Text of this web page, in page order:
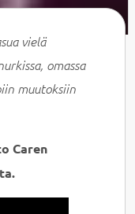
vielä
omassa
muutoksiin
Caren